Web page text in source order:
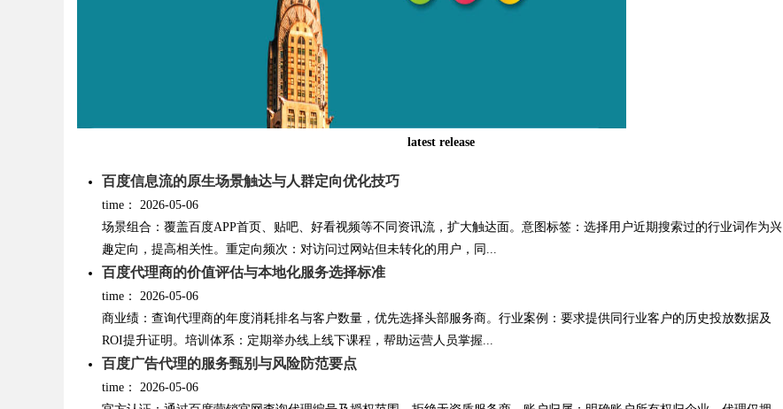
latest release
百度信息流的原生场景触达与人群定向优化技巧
time：
2026-05-06
场景组合：覆盖百度APP首页、贴吧、好看视频等不同资讯流，扩大触达面。意图标签：选择用户近期搜索过的行业词作为兴
趣定向，提高相关性。重定向频次：对访问过网站但未转化的用户，同...
百度代理商的价值评估与本地化服务选择标准
time：
2026-05-06
商业绩：查询代理商的年度消耗排名与客户数量，优先选择头部服务商。行业案例：要求提供同行业客户的历史投放数据及
ROI提升证明。培训体系：定期举办线上线下课程，帮助运营人员掌握...
百度广告代理的服务甄别与风险防范要点
time：
2026-05-06